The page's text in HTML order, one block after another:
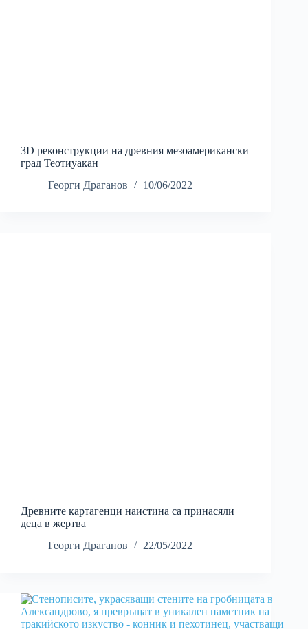
3D реконструкции на древния мезоамерикански
град Теотиуакан
Георги Драганов
10/06/2022
Древните картагенци наистина са принасяли
деца в жертва
Георги Драганов
22/05/2022